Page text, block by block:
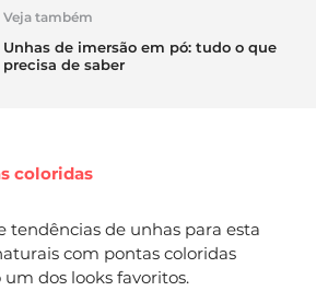
Veja também
Unhas de imersão em pó: tudo o que
precisa de saber
coloridas
tendências de unhas para esta
com pontas coloridas
dos looks favoritos.